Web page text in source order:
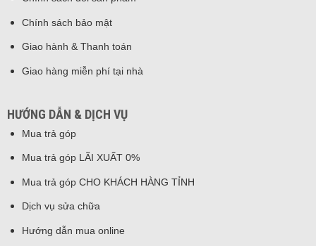
Chính sách bảo mật
Giao hành & Thanh toán
Giao hàng miễn phí tại nhà
HƯỚNG DẪN & DỊCH VỤ
Mua trả góp
Mua trả góp LÃI XUẤT 0%
Mua trả góp CHO KHÁCH HÀNG TỈNH
Dịch vụ sửa chữa
Hướng dẫn mua online